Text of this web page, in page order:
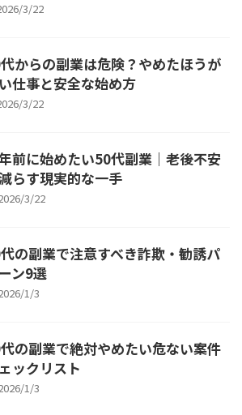
3/22
からの副業は危険？やめたほうが
仕事と安全な始め方
3/22
前に始めたい50代副業｜老後不安
らす現実的な一手
3/22
の副業で注意すべき詐欺・勧誘パ
ン9選
1/3
の副業で絶対やめたい危ない案件
ックリスト
1/3